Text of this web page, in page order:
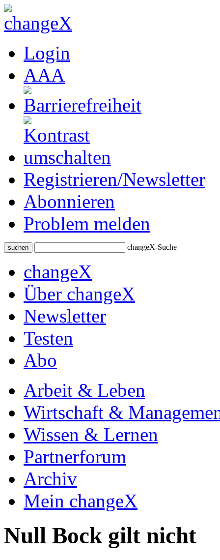
Login
AAA
Registrieren/Newsletter
Abonnieren
Problem melden
suchen changeX-Suche
changeX
Über changeX
Newsletter
Testen
Abo
Arbeit & Leben
Wirtschaft &
Wissen & Lernen
Partnerforum
Archiv
Mein changeX
Null Bock gilt nicht